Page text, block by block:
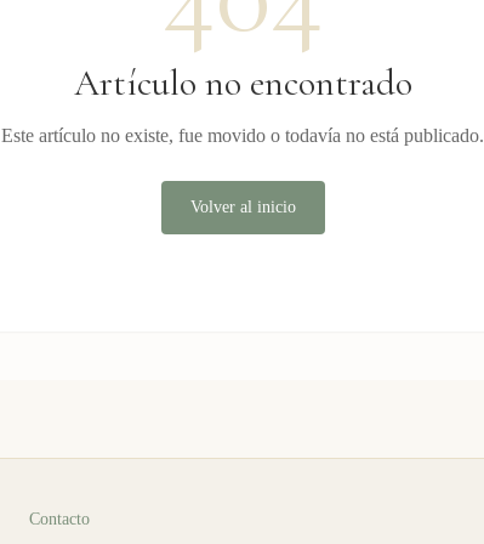
Artículo no encontrado
Este artículo no existe, fue movido o todavía no está publicado.
Volver al inicio
Contacto